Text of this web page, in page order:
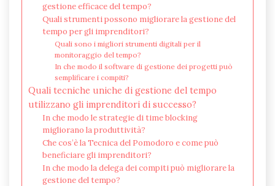
gestione efficace del tempo?
Quali strumenti possono migliorare la gestione del
tempo per gli imprenditori?
Quali sono i migliori strumenti digitali per il
monitoraggio del tempo?
In che modo il software di gestione dei progetti può
semplificare i compiti?
Quali tecniche uniche di gestione del tempo
utilizzano gli imprenditori di successo?
In che modo le strategie di time blocking
migliorano la produttività?
Che cos’è la Tecnica del Pomodoro e come può
beneficiare gli imprenditori?
In che modo la delega dei compiti può migliorare la
gestione del tempo?